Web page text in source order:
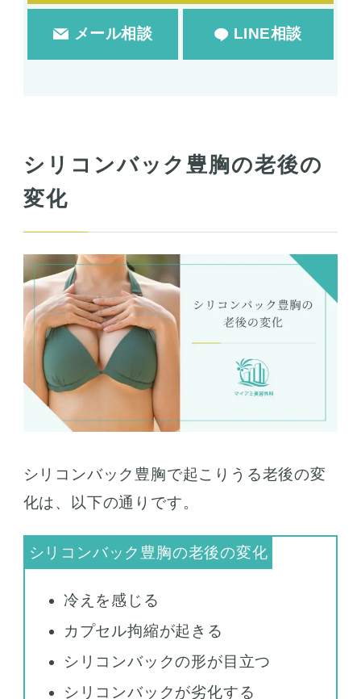
メール相談 LINE相談
シリコンバック豊胸の老後の
変化
シリコンバック豊胸で起こりうる老後の変
化は、以下の通りです。
冷えを感じる
カプセル拘縮が起きる
シリコンバックの形が目立つ
シリコンバックが劣化する